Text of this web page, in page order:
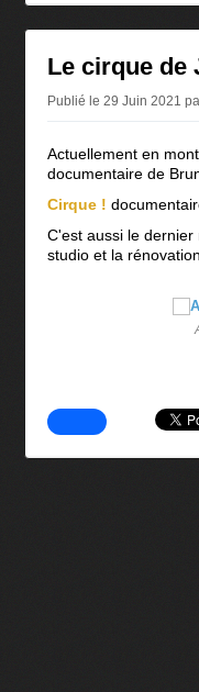
Le cirque de
Publié le 29 Juin 2021
Actuellement en
documentaire de
Cirque !
C'est aussi le
studio et la